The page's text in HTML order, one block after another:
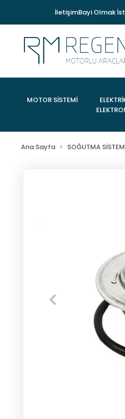
İletişimBayi Olmak
MOTOR SİSTEMİ
Ana Sayfa SOĞUTMA